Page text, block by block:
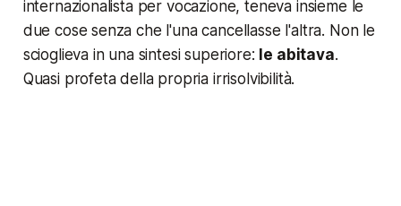
internazionalista per vocazione, teneva insieme le
due cose senza che l'una cancellasse l'altra. Non le
scioglieva in una sintesi superiore: le abitava.
Quasi profeta della propria irrisolvibilità.